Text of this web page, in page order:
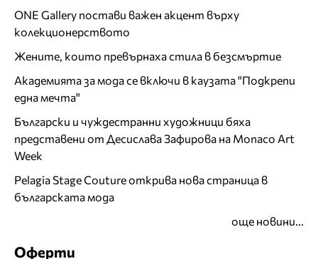
ONE Gallery постави важен акцент върху
колекционерството
Жените, които превърнаха стила в безсмъртие
Академията за мода се включи в каузата "Подкрепи
една мечта"
Български и чуждестранни художници бяха
представени от Десислава Зафирова на Monaco Art
Week
Pelagia Stage Couture открива нова страница в
българската мода
още новини...
Оферти